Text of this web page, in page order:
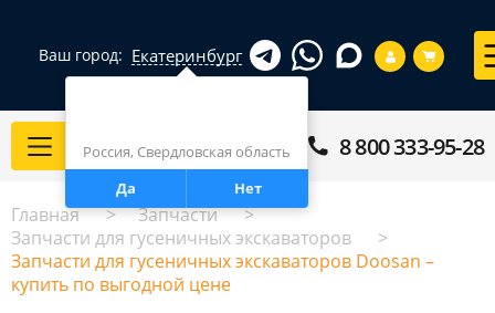
Ваш город: Екатеринбург
Россия, Свердловская область
Да
Нет
Каталог 8 800 333-95-28
Главная
Запчасти
Запчасти для гусеничных экскаваторов
Запчасти для гусеничных экскаваторов Doosan –
купить по выгодной цене